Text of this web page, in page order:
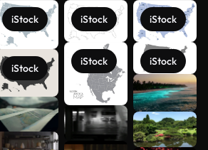
iStock
iStock
iStock
iStock
iStock
iStock
Ver más